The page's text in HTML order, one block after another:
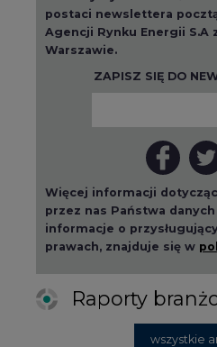
postaci newslettera
Agencji Rynku Energii S.A
Warszawie.
ZAPISZ SIĘ DO
Więcej informacji
przez nas Państwa
informacje o
prawach, znajduje się w
Raporty
wszystkie